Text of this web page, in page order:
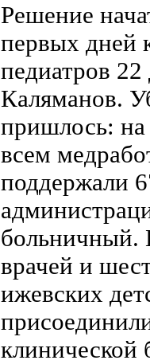
Решение
первых дней
педиатров 22
Каляманов.
пришлось: на
всем
поддержали
больничный.
врачей и
ижевских
клинической